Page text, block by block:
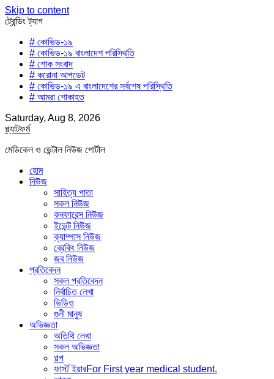
Skip to content
ট্রেন্ডিং ট্যাগ
# কোভিড-১৯
# কোভিড-১৯ বাংলাদেশ পরিস্থিতি
# শোক সংবাদ
# করোনা আপডেট
# কোভিড-১৯ এ বাংলাদেশের সর্বশেষ পরিস্থিতি
# আমরা শোকাহত
Saturday, Aug 8, 2026
প্ল্যাটফর্ম
মেডিকেল ও ডেন্টাল নিউজ পোর্টাল
হোম
নিউজ
সাহিত্য পাতা
সকল নিউজ
কনফারেন্স নিউজ
ইভেন্ট নিউজ
ক্যাম্পাস নিউজ
ব্রেকিং নিউজ
জব নিউজ
প্রতিবেদন
সকল প্রতিবেদন
নির্বাচিত লেখা
ভিডিও
গুনী মানুষ
অভিজ্ঞতা
অতিথি লেখা
সকল অভিজ্ঞতা
গল্প
ফার্স্ট ইয়ারFor First year medical student.